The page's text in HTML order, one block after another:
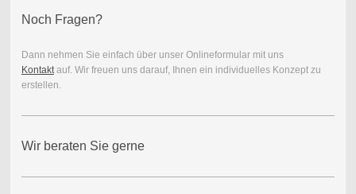
Noch Fragen?
Dann nehmen Sie einfach über unser Onlineformular mit uns
Kontaktauf. Wir freuen uns darauf, Ihnen ein individuelles Konzept zu
erstellen.
Wir beraten Sie gerne